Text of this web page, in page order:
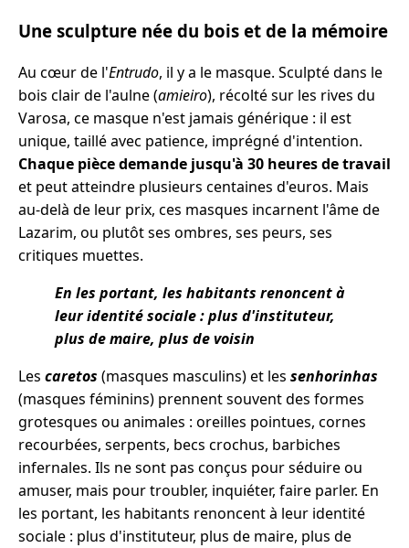
Une sculpture née du bois et de la mémoire
Au cœur de l'Entrudo, il y a le masque. Sculpté dans le
bois clair de l'aulne (amieiro), récolté sur les rives du
Varosa, ce masque n'est jamais générique : il est
unique, taillé avec patience, imprégné d'intention.
Chaque pièce demande jusqu'à 30 heures de travail
et peut atteindre plusieurs centaines d'euros. Mais
au-delà de leur prix, ces masques incarnent l'âme de
Lazarim, ou plutôt ses ombres, ses peurs, ses
critiques muettes.
En les portant, les habitants renoncent à
leur identité sociale : plus d'instituteur,
plus de maire, plus de voisin
Les caretos (masques masculins) et les senhorinhas
(masques féminins) prennent souvent des formes
grotesques ou animales : oreilles pointues, cornes
recourbées, serpents, becs crochus, barbiches
infernales. Ils ne sont pas conçus pour séduire ou
amuser, mais pour troubler, inquiéter, faire parler. En
les portant, les habitants renoncent à leur identité
sociale : plus d'instituteur, plus de maire, plus de